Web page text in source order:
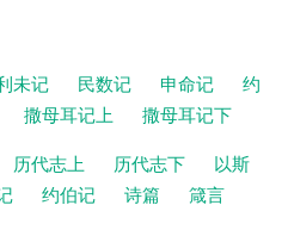
未记 民数记 申命记
约
撒母耳记上
撒母耳记下
历代志上 历代志下
以斯
约伯记 诗篇
箴言